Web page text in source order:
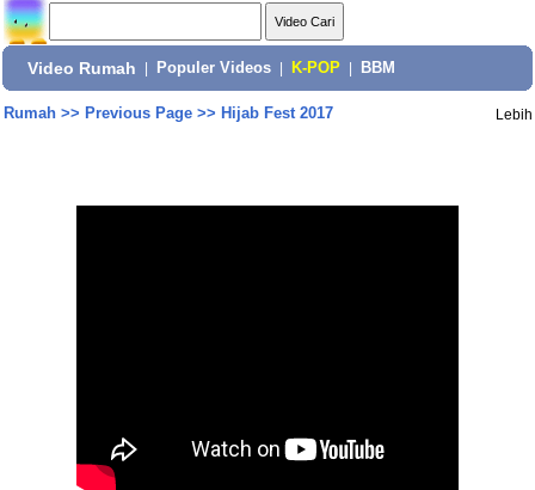
Video Rumah Populer Videos K-POP BBM
Rumah>> Previous Page>> Hijab Fest 2017 Lebih